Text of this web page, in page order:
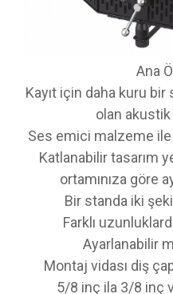
Ana
Kayıt için daha kuru
olan
Ses emici malzeme ile
Katlanabilir tasarım
ortamınıza göre
Bir standa iki
Farklı
Ayarlanabilir
Montaj vidası diş
5/8 inç ila 3/8 inç